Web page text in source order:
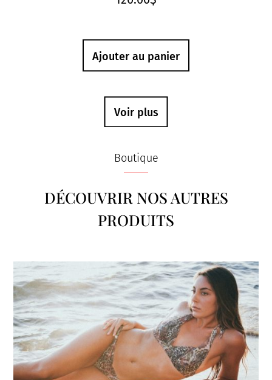
Ajouter au panier
Voir plus
Boutique
DÉCOUVRIR NOS AUTRES
PRODUITS